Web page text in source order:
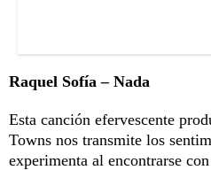
Raquel Sofía – Nada
Esta canción efervescente
Towns nos transmite los
experimenta al encontrarse